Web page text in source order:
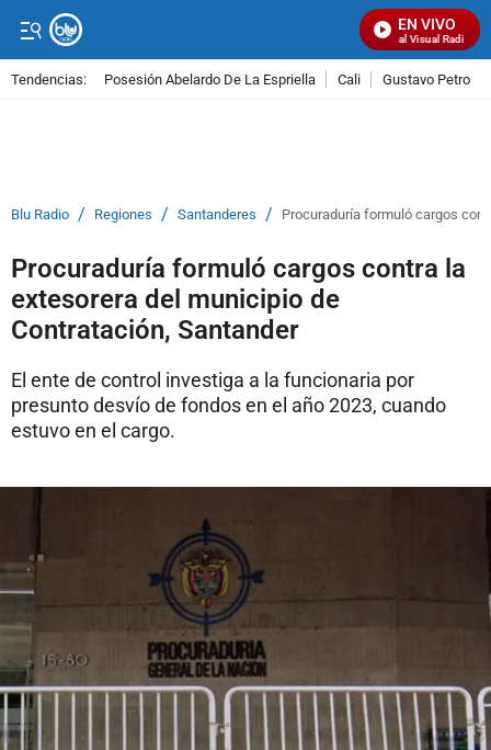
EN VIVO
Señal Visual Radio
Tendencias: Posesión Abelardo De La Espriella Cali Gustavo Petro
Blu Radio / Regiones / Santanderes / Procuraduría formuló cargos
Procuraduría formuló cargos contra la
extesorera del municipio de
Contratación, Santander
El ente de control investiga a la funcionaria por
presunto desvío de fondos en el año 2023, cuando
estuvo en el cargo.